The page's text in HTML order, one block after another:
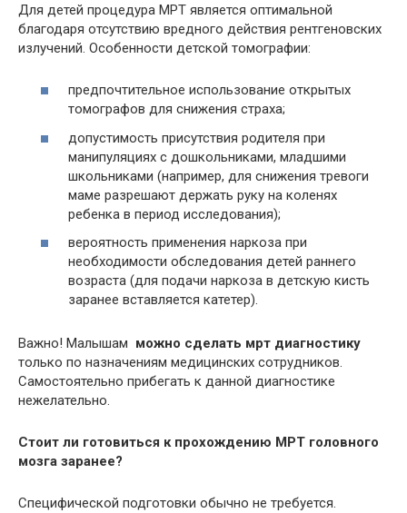
Для детей процедура МРТ является оптимальной
благодаря отсутствию вредного действия рентгеновских
излучений. Особенности детской томографии:
предпочтительное использование открытых
томографов для снижения страха;
допустимость присутствия родителя при
манипуляциях с дошкольниками, младшими
школьниками (например, для снижения тревоги
маме разрешают держать руку на коленях
ребенка в период исследования);
вероятность применения наркоза при
необходимости обследования детей раннего
возраста (для подачи наркоза в детскую кисть
заранее вставляется катетер).
Важно! Малышам можно сделать мрт диагностику
только по назначениям медицинских сотрудников.
Самостоятельно прибегать к данной диагностике
нежелательно.
Стоит ли готовиться к прохождению МРТ головного
мозга заранее?
Специфической подготовки обычно не требуется.